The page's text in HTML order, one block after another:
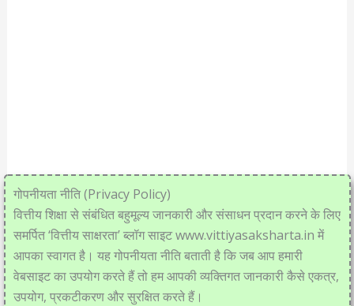
गोपनीयता नीति (Privacy Policy)
वित्तीय शिक्षा से संबंधित बहुमूल्य जानकारी और संसाधन प्रदान करने के लिए
समर्पित ‘वित्तीय साक्षरता’ ब्लॉग साइट www.vittiyasaksharta.in में
आपका स्वागत है। यह गोपनीयता नीति बताती है कि जब आप हमारी
वेबसाइट का उपयोग करते हैं तो हम आपकी व्यक्तिगत जानकारी कैसे एकत्र,
उपयोग, प्रकटीकरण और सुरक्षित करते हैं।